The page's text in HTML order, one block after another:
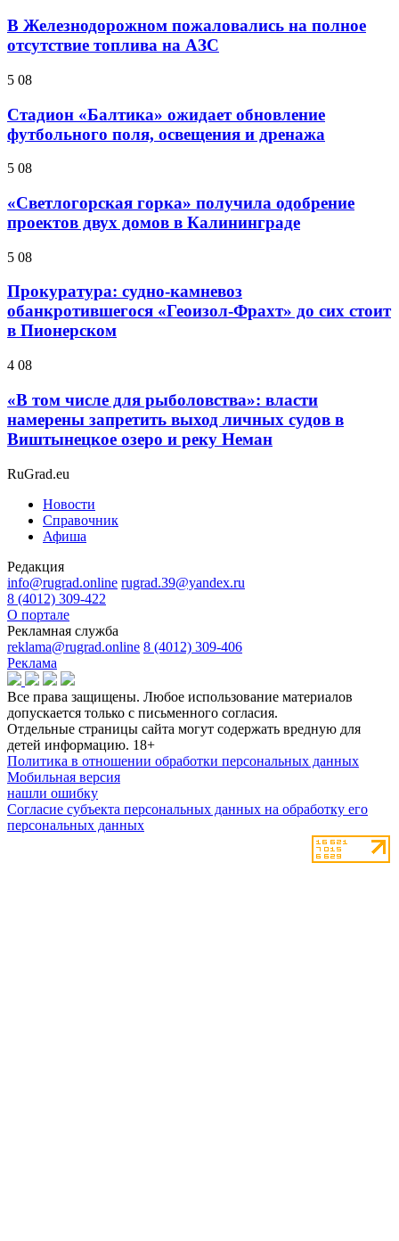
В Железнодорожном пожаловались на полное
отсутствие топлива на АЗС
5 08
Стадион «Балтика» ожидает обновление
футбольного поля, освещения и дренажа
5 08
«Светлогорская горка» получила одобрение
проектов двух домов в Калининграде
5 08
Прокуратура: судно-камневоз
обанкротившегося «Геоизол-Фрахт» до сих стоит
в Пионерском
4 08
«В том числе для рыболовства»: власти
намерены запретить выход личных судов в
Виштынецкое озеро и реку Неман
RuGrad.eu
Новости
Справочник
Афиша
Редакция
info@rugrad.online rugrad.39@yandex.ru
8 (4012) 309-422
О портале
Рекламная служба
reklama@rugrad.online 8 (4012) 309-406
Реклама
Все права защищены. Любое использование материалов
допускается только с письменного согласия.
Отдельные страницы сайта могут содержать вредную для
детей информацию. 18+
Политика в отношении обработки персональных данных
Мобильная версия
нашли ошибку
Согласие субъекта персональных данных на обработку его
персональных данных